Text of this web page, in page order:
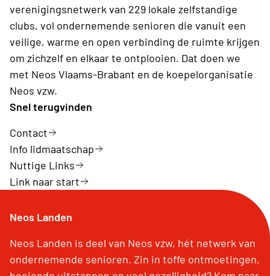
verenigingsnetwerk van 229 lokale zelfstandige
clubs, vol ondernemende senioren die vanuit een
veilige, warme en open verbinding de ruimte krijgen
om zichzelf en elkaar te ontplooien. Dat doen we
met Neos Vlaams-Brabant en de koepelorganisatie
Neos vzw.
Snel terugvinden
Contact
Info lidmaatschap
Nuttige Links
Link naar start
Neos Landen
Neos Landen is deel van Neos vzw, hét netwerk van
ondernemende senioren. Zin in toffe ontmoetingen,